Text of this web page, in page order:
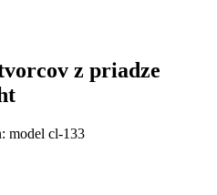
z priadze
model cl-133